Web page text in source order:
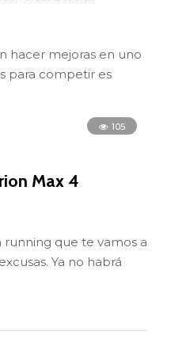
hacer mejoras en uno
para competir es
105
Max 4
que te vamos a
Ya no habrá